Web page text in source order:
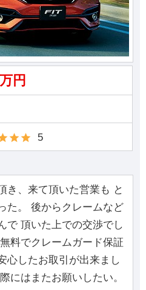
円
5
き、来て頂いた営業も と
た。 後からクレームなど
で 頂いた上での交渉でし
料でクレームガード保証
心したお取引が出来まし
にはまたお願いしたい。